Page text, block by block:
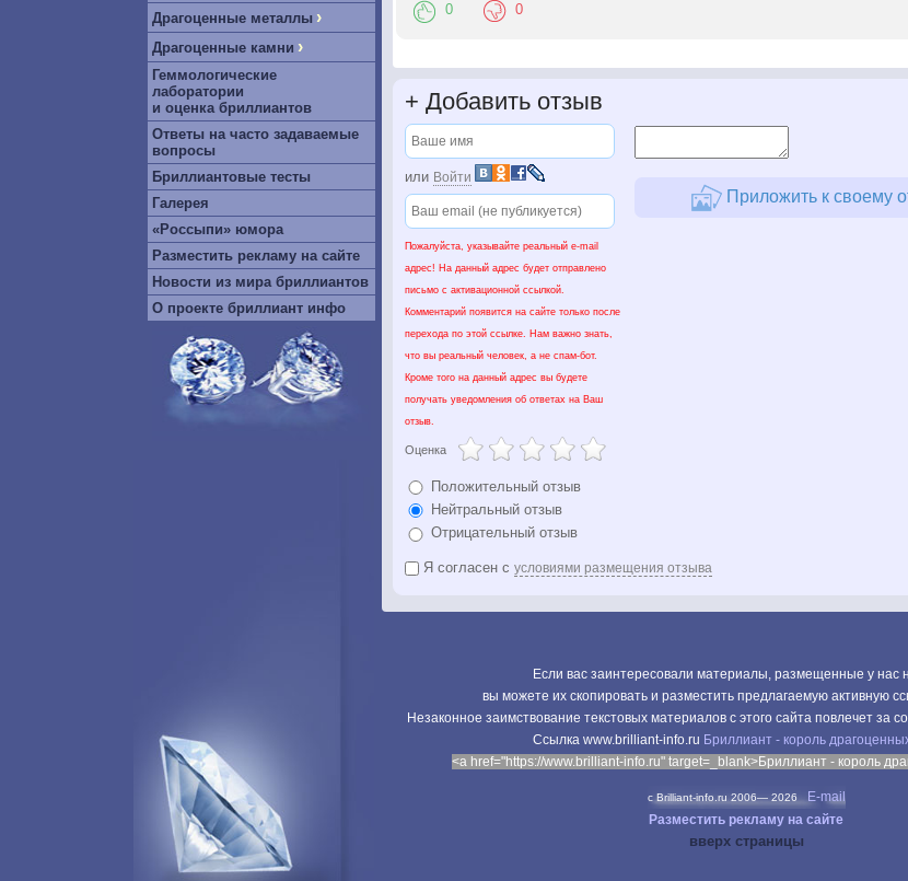
Драгоценные металлы ›
Драгоценные камни ›
Геммологические
лаборатории
и оценка бриллиантов
Ответы на часто задаваемые
вопросы
Бриллиантовые тесты
Галерея
«Россыпи» юмора
Разместить рекламу на сайте
Новости из мира бриллиантов
О проекте бриллиант инфо
0 0
+ Добавить отзыв
или Войти
Пожалуйста, указывайте реальный e-mail
адрес! На данный адрес будет отправлено
письмо с активационной ссылкой.
Комментарий появится на сайте только после
перехода по этой ссылке. Нам важно знать,
что вы реальный человек, а не спам-бот.
Кроме того на данный адрес вы будете
получать уведомления об ответах на Ваш
отзыв.
Оценка
Положительный отзыв
Нейтральный отзыв
Отрицательный отзыв
Приложить к своему
Я согласен с условиями размещения отзыва
Если вас заинтересовали материалы, размещенные у нас
вы можете их скопировать и разместить предлагаемую активную
Незаконное заимствование текстовых материалов с этого сайта повлечет за
Cсылка www.brilliant-info.ru Бриллиант - король
<a href="https://www.brilliant-info.ru" target=_blank>Бриллиант - король
c Brilliant-info.ru 2006— 2026
E-mail
Разместить рекламу на сайте
вверх страницы